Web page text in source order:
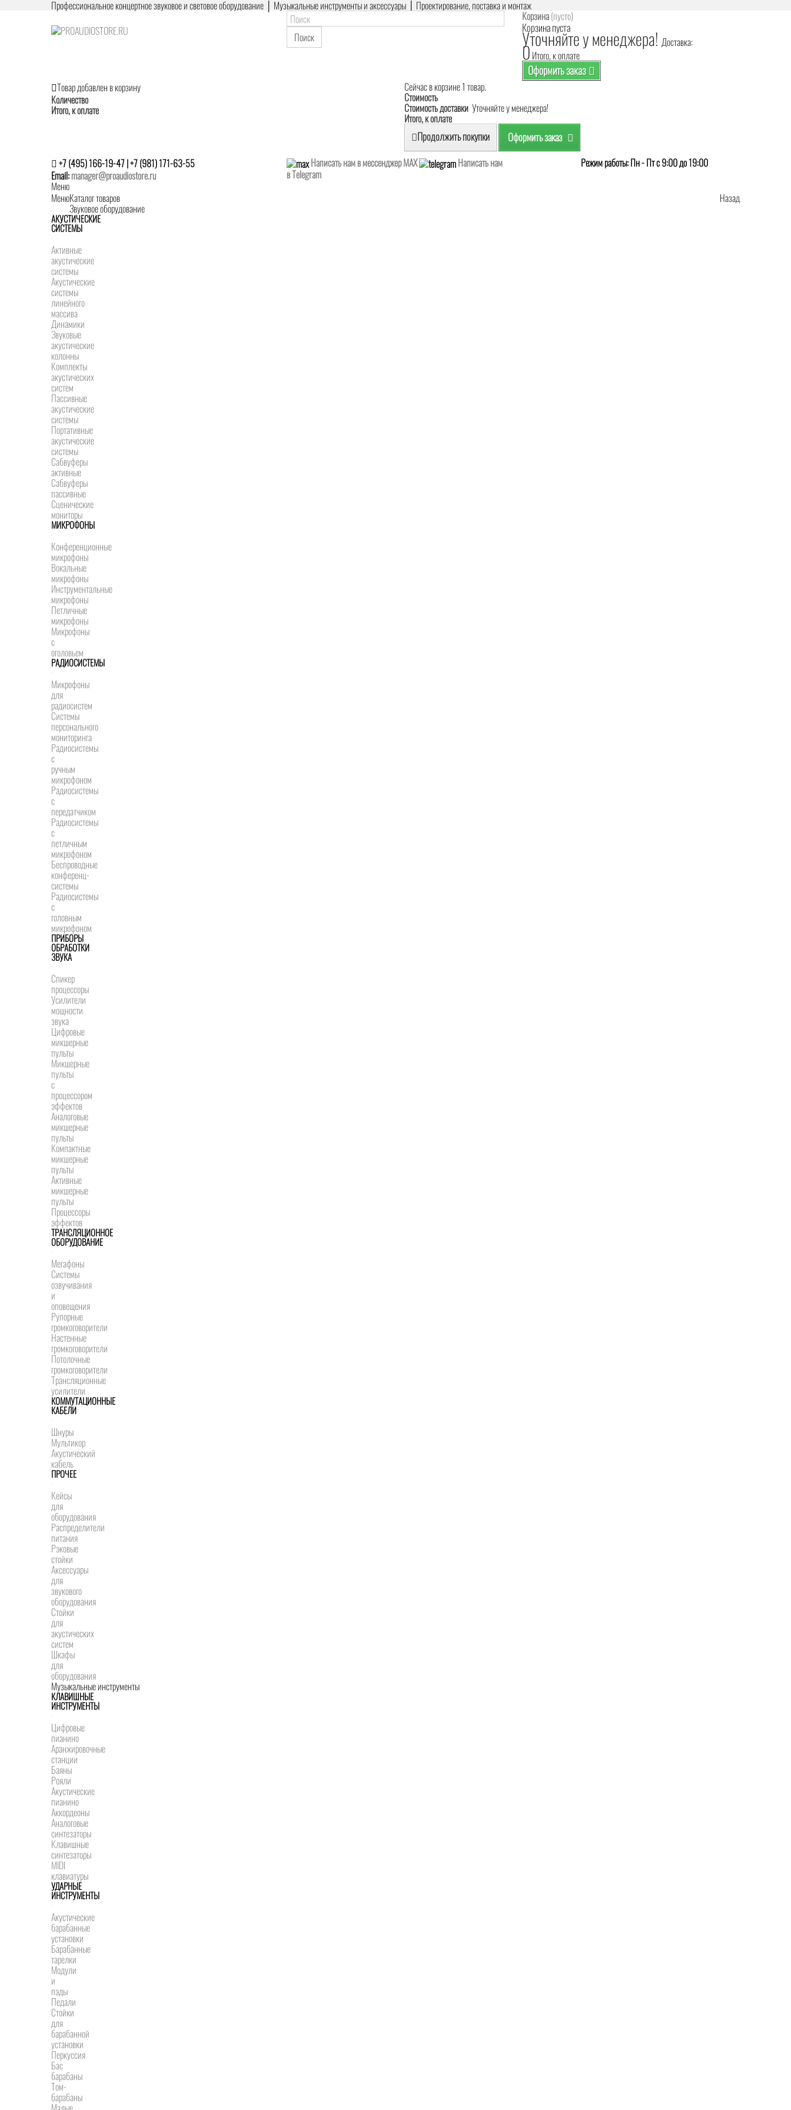
Профессиональное концертное звуковое и световое оборудование │ Музыкальные инструменты и аксессуары │ Проектирование, поставка и монтаж
Поиск
Корзина(пусто)
Корзина пуста
Уточняйте у менеджера! Доставка:
0 Итого, к оплате
Оформить заказ
Товар добавлен в корзину
Количество
Итого, к оплате
Сейчас в корзине 1 товар.
Стоимость
Стоимость доставки Уточняйте у менеджера!
Итого, к оплате
Продолжить покупки Оформить заказ
+7 (495) 166-19-47 | +7 (981) 171-63-55
Email:manager@proaudiostore.ru
Написать нам в мессенджер MAX
Написать нам
в Telegram
Режим работы: Пн - Пт с 9:00 до 19:00
Меню
Меню
Назад
Каталог товаров
Звуковое оборудование
АКУСТИЧЕСКИЕ
СИСТЕМЫ
Активные
акустические
системы
Акустические
системы
линейного
массива
Динамики
Звуковые
акустические
колонны
Комплекты
акустических
систем
Пассивные
акустические
системы
Портативные
акустические
системы
Сабвуферы
активные
Сабвуферы
пассивные
Сценические
мониторы
МИКРОФОНЫ
Конференционные
микрофоны
Вокальные
микрофоны
Инструментальные
микрофоны
Петличные
микрофоны
Микрофоны
с
оголовьем
РАДИОСИСТЕМЫ
Микрофоны
для
радиосистем
Системы
персонального
мониторинга
Радиосистемы
c
ручным
микрофоном
Радиосистемы
с
передатчиком
Радиосистемы
с
петличным
микрофоном
Беспроводные
конференц-
системы
Радиосистемы
с
головным
микрофоном
ПРИБОРЫ
ОБРАБОТКИ
ЗВУКА
Спикер
процессоры
Усилители
мощности
звука
Цифровые
микшерные
пульты
Микшерные
пульты
с
процессором
эффектов
Аналоговые
микшерные
пульты
Компактные
микшерные
пульты
Активные
микшерные
пульты
Процессоры
эффектов
ТРАНСЛЯЦИОННОЕ
ОБОРУДОВАНИЕ
Мегафоны
Системы
озвучивания
и
оповещения
Рупорные
громкоговорители
Настенные
громкоговорители
Потолочные
громкоговорители
Трансляционные
усилители
КОММУТАЦИОННЫЕ
КАБЕЛИ
Шнуры
Мультикор
Акустический
кабель
ПРОЧЕЕ
Кейсы
для
оборудования
Распределители
питания
Рэковые
стойки
Аксессуары
для
звукового
оборудования
Стойки
для
акустических
систем
Шкафы
для
оборудования
Музыкальные инструменты
КЛАВИШНЫЕ
ИНСТРУМЕНТЫ
Цифровые
пианино
Аранжировочные
станции
Баяны
Рояли
Акустические
пианино
Аккордеоны
Аналоговые
синтезаторы
Клавишные
синтезаторы
MIDI
клавиатуры
УДАРНЫЕ
ИНСТРУМЕНТЫ
Акустические
барабанные
установки
Барабанные
тарелки
Модули
и
пэды
Педали
Стойки
для
барабанной
установки
Перкуссия
Бас
барабаны
Том-
барабаны